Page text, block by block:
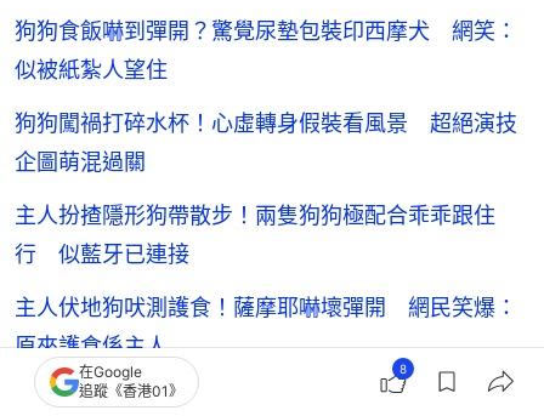
狗狗食飯嚇到彈開？驚覺尿墊包裝印西摩犬 網笑：
似被紙紮人望住
狗狗闖禍打碎水杯！心虛轉身假裝看風景 超絕演技
企圖萌混過關
主人扮揸隱形狗帶散步！兩隻狗狗極配合乖乖跟住
行 似藍牙已連接
主人伏地狗吠測護食！薩摩耶嚇壞彈開 網民笑爆：
原來護食係主人
在Google
追蹤《香港01》
8